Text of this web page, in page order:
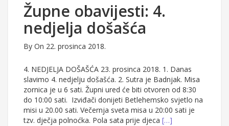
Župne obavijesti: 4.
nedjelja došašća
By On 22. prosinca 2018.
4. NEDJELJA DOŠAŠĆA 23. prosinca 2018. 1. Danas
slavimo 4. nedjelju došašća. 2. Sutra je Badnjak. Misa
zornica je u 6 sati. Župni ured će biti otvoren od 8:30
do 10:00 sati. Izviđači donijeti Betlehemsko svjetlo na
misi u 20.00 sati. Večernja sveta misa u 20:00 sati je
tzv. dječja polnoćka. Pola sata prije djeca […]